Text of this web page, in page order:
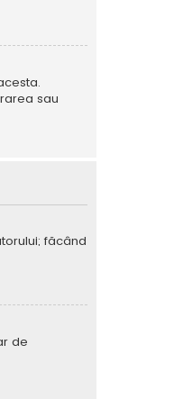
sau
făcând
de